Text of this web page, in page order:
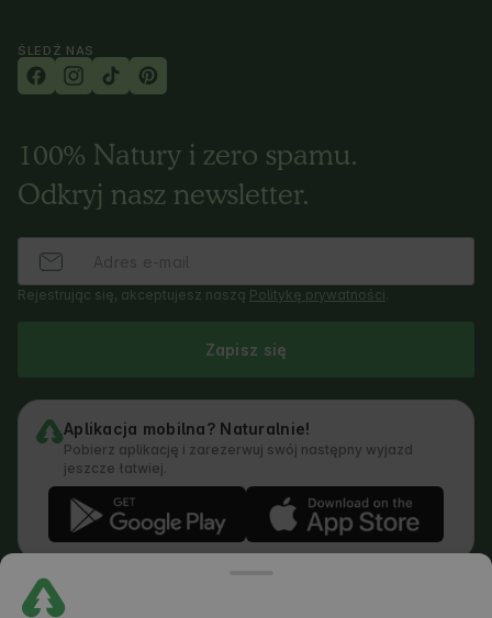
ŚLEDŹ NAS
100% Natury i zero spamu.
Odkryj nasz newsletter.
Rejestrując się, akceptujesz naszą Politykę prywatności.
Zapisz się
Aplikacja mobilna? Naturalnie!
Pobierz aplikację i zarezerwuj swój następny wyjazd
jeszcze łatwiej.